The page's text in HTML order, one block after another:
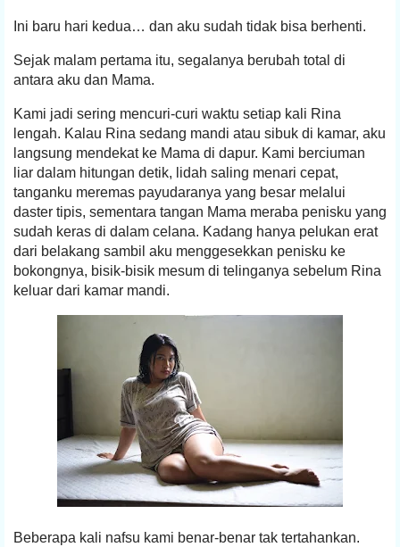
Ini baru hari kedua… dan aku sudah tidak bisa berhenti.
Sejak malam pertama itu, segalanya berubah total di
antara aku dan Mama.
Kami jadi sering mencuri-curi waktu setiap kali Rina
lengah. Kalau Rina sedang mandi atau sibuk di kamar, aku
langsung mendekat ke Mama di dapur. Kami berciuman
liar dalam hitungan detik, lidah saling menari cepat,
tanganku meremas payudaranya yang besar melalui
daster tipis, sementara tangan Mama meraba penisku yang
sudah keras di dalam celana. Kadang hanya pelukan erat
dari belakang sambil aku menggesekkan penisku ke
bokongnya, bisik-bisik mesum di telinganya sebelum Rina
keluar dari kamar mandi.
Beberapa kali nafsu kami benar-benar tak tertahankan.